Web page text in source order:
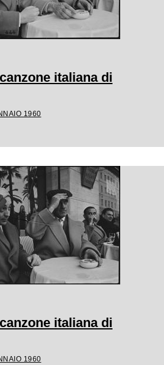
italiana di
1960
italiana di
1960